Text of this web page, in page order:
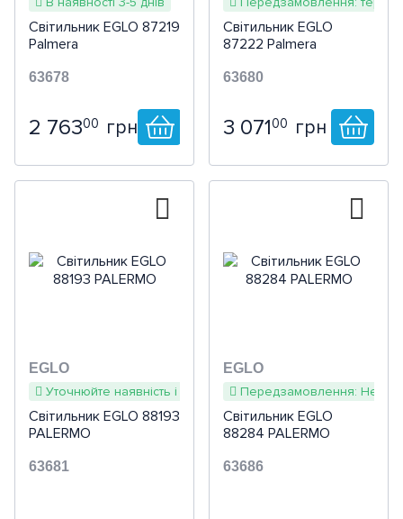
Світильник EGLO 87219
Palmera
63678
2 76300 грн
Світильник EGLO
87222 Palmera
63680
3 07100 грн
EGLO
Уточнюйте наявність і терміни
Світильник EGLO 88193
PALERMO
63681
EGLO
Передзамовлення:
Світильник EGLO
88284 PALERMO
63686